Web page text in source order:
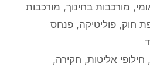
, מורכבות בחינוך, מורכבות
חוק, פוליטיקה, פנחס
, חילופי אליטות, חקירה,